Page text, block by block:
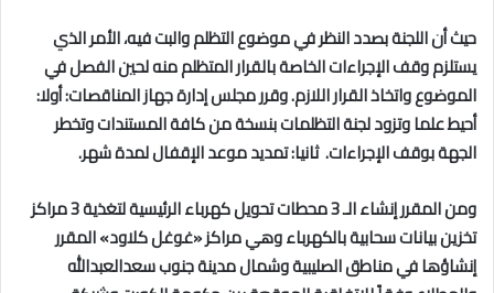
حيث أن اللجنة بصدد النظر في موضوع التظلم والبت فيه، الأمر الذي
يستلزم وقف الإجراءات الخاصة بالقرار المتظلم منه لحين الفصل في
الموضوع واتخاذ القرار اللازم.وقرر مجلس إدارة جهاز المناقصات: أولا:
أحيط علما وتزود لجنة التظلمات بنسخة من كافة المستندات وتخطر
الجهة بوقف الإجراءات.ثانيا: تمديد موعد الإقفال لمدة شهر.
ومن المقرر إنشاء الـ 3 محطات تحويل كهرباء الرئيسية لتغذية 3 مراكز
تخزين بيانات سحابية بالكهرباء وهي مراكز «غوغل كلاود» المقرر
إنشاؤها في مناطق الصليبية وشمال مدينة جنوب سعدالعبدالله